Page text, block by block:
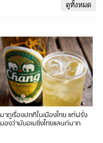
ดูทั้งหมด
มาดูเรื่องปกติในเมืองไทย แต่ฝรั่ง
มองว่ามันอเมซิ่งไทยแลนด์มาก